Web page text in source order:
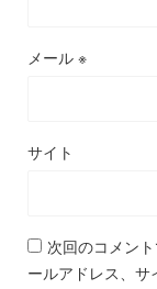
メール ※
サイト
次回のコメン
ールアドレス、サ